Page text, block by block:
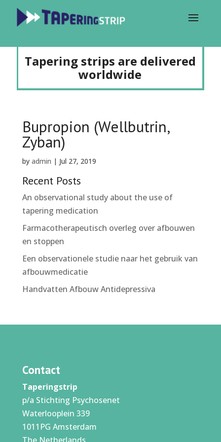
Tapering strips are delivered
worldwide
Bupropion (Wellbutrin,
Zyban)
by admin | Jul 27, 2019
Recent Posts
An observational study about the use of
tapering medication
Farmacotherapeutisch overleg over afbouwen
en stoppen
Een observationele studie naar het gebruik van
afbouwmedicatie
Handvatten Afbouw Antidepressiva
Contact
Taperingstrip
p/a Stichting Psychosenet
Waterlooplein 339
1011PG Amsterdam